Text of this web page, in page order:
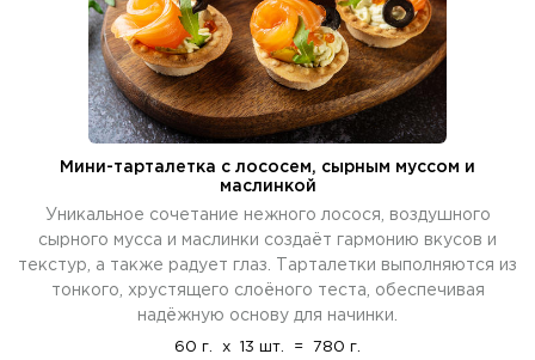
Мини-тарталетка с лососем, сырным муссом и
маслинкой
Уникальное сочетание нежного лосося, воздушного
сырного мусса и маслинки создаёт гармонию вкусов и
текстур, а также радует глаз. Тарталетки выполняются из
тонкого, хрустящего слоёного теста, обеспечивая
надёжную основу для начинки.
60 г. x 13 шт. = 780 г.